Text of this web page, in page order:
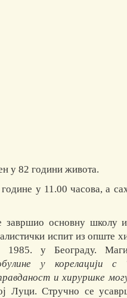
у 82 години живота.
у 11.00 часова, а
завршио основну школу
испит из опште
1985. у Београду.
у
и хируршке
Луци. Стручно се